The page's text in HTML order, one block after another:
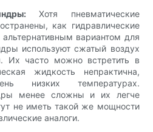
Хотя пневматические
как гидравлические
вариантом для
используют сжатый воздух
Их часто можно встретить в
жидкость непрактична,
низких температурах.
менее сложны и их легче
не иметь такой же мощности
аналоги.